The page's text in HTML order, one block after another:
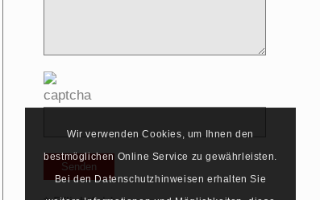
Wir verwenden Cookies, um Ihnen den
bestmöglichen Online Service zu gewährleisten.
Bei den Datenschutzhinweisen erhalten Sie